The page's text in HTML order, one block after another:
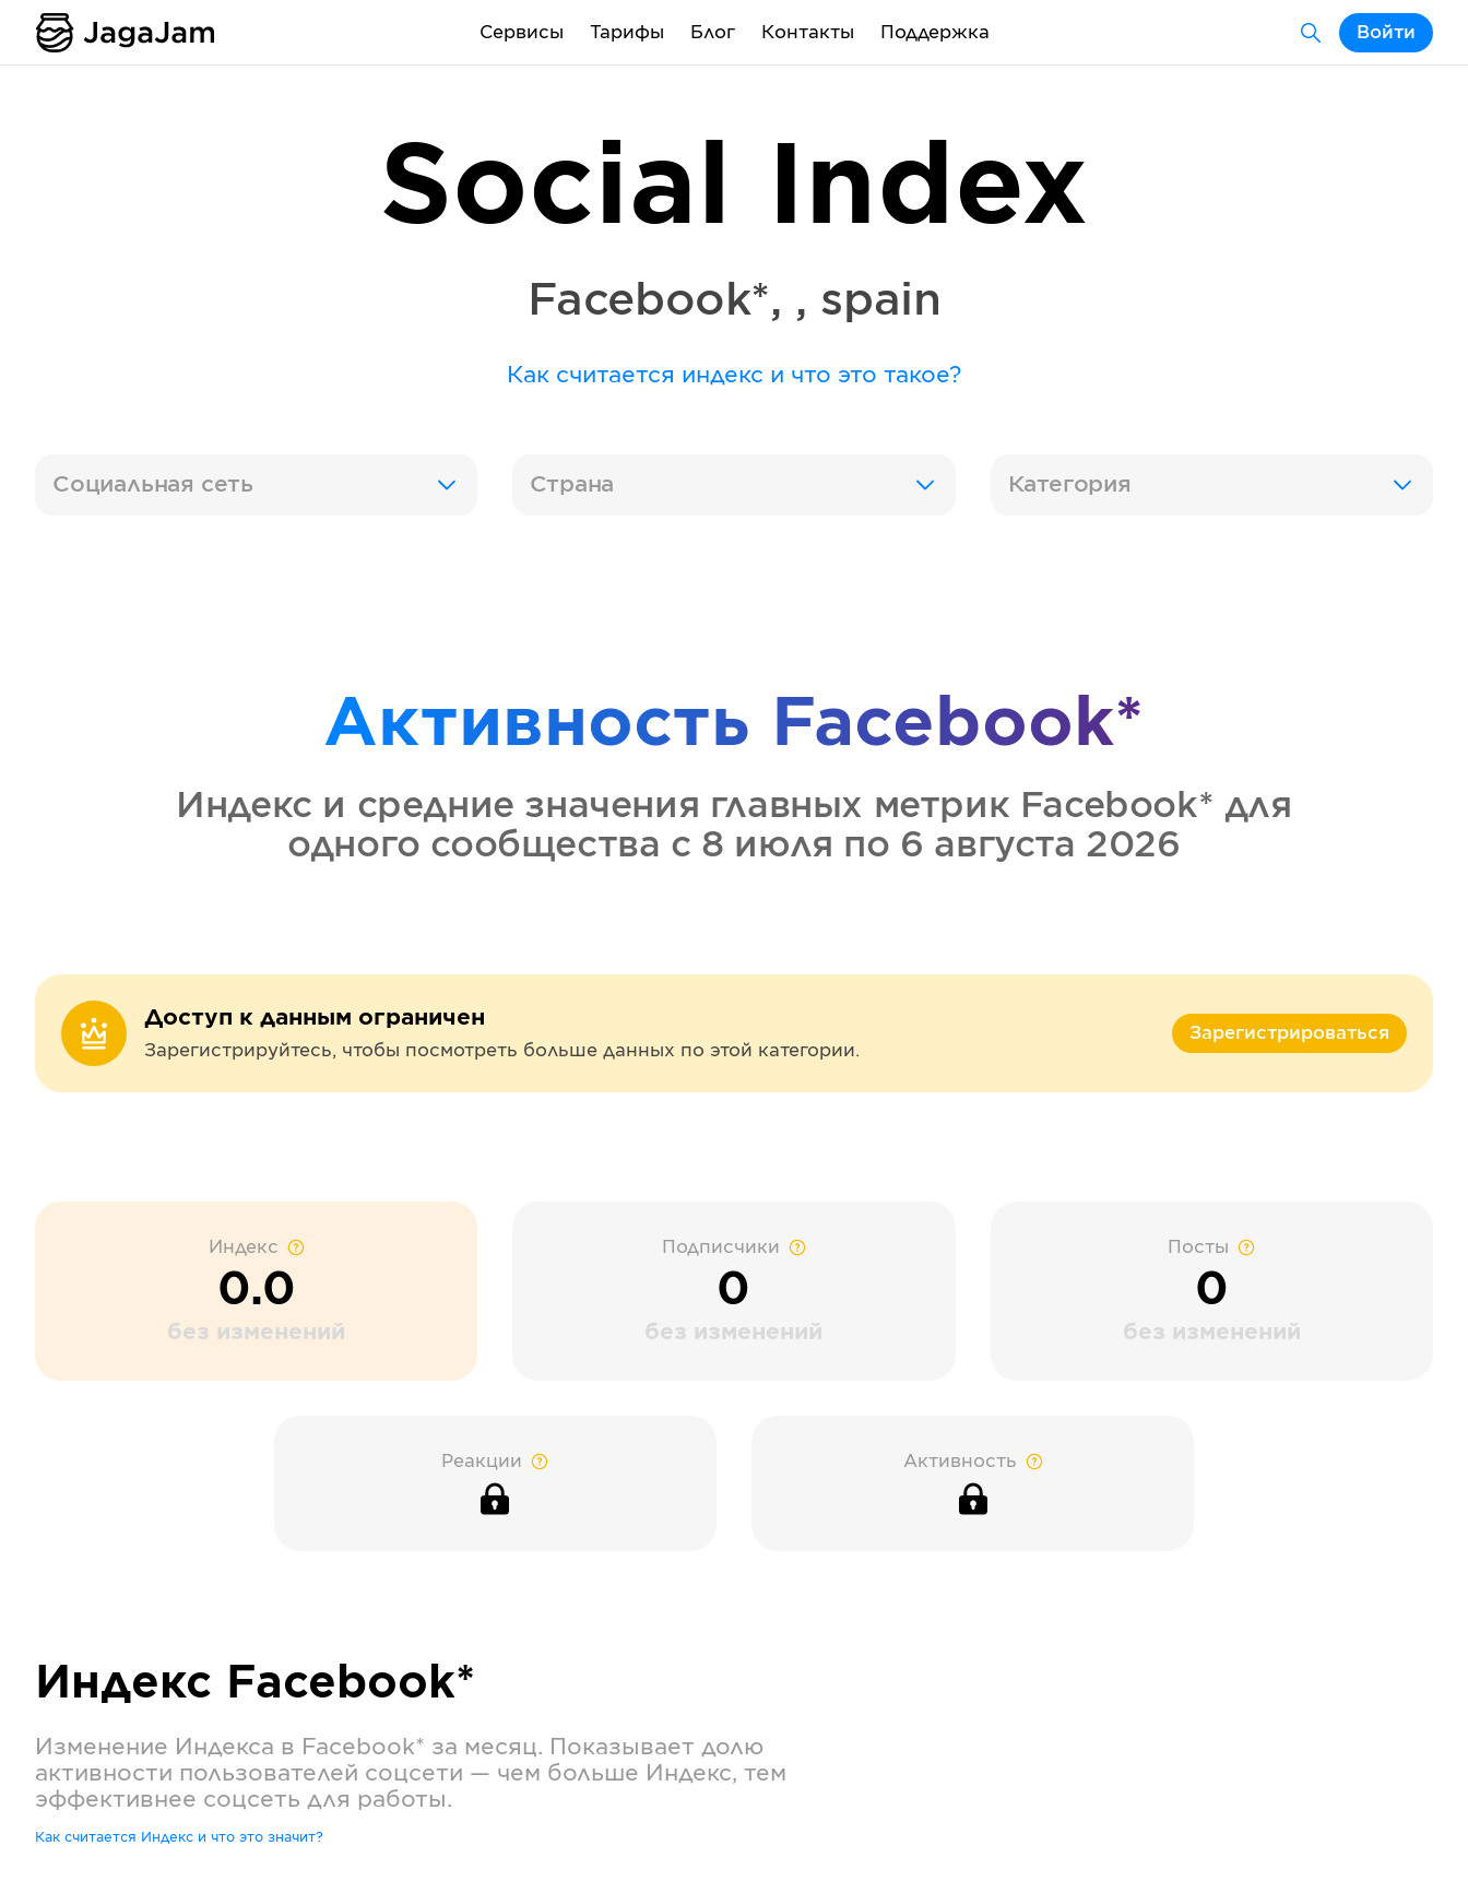
Сервисы Тарифы Блог Контакты Поддержка Войти
Social Index
Facebook*, , spain
Как считается индекс и что это такое?
Социальная сеть Страна Категория
Активность Facebook*
Индекс и средние значения главных метрик Facebook* для
одного сообщества с 8 июля по 6 августа 2026
Доступ к данным ограничен
Зарегистрируйтесь, чтобы посмотреть больше данных по этой категории.
Зарегистрироваться
Индекс
0.0
без изменений
Подписчики
0
без изменений
Посты
0
без изменений
Реакции Активность
Индекс Facebook*
Изменение Индекса в Facebook* за месяц. Показывает долю
активности пользователей соцсети — чем больше Индекс, тем
эффективнее соцсеть для работы.
Как считается Индекс и что это значит?